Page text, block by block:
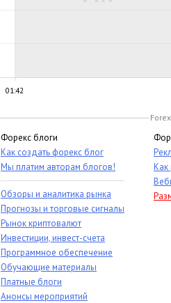
01:42
Форекс блоги
Как создать форекс блог
Мы платим авторам блогов!
Обзоры и аналитика рынка
Прогнозы и торговые сигналы
Рынок криптовалют
Инвестиции, инвест-счета
Программное обеспечение
Обучающие материалы
Платные блоги
Анонсы мероприятий
Как